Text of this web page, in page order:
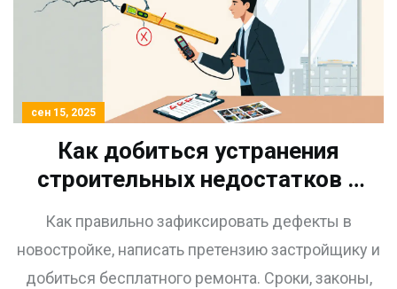
сен 15, 2025
Как добиться устранения
строительных недостатков в
квартире новостройки:
пошаговая инструкция 2025
года
Как правильно зафиксировать дефекты в
новостройке, написать претензию застройщику и
добиться бесплатного ремонта. Сроки, законы,